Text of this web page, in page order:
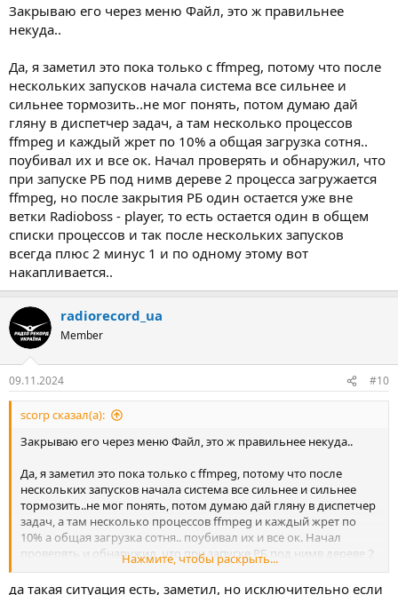
Закрываю его через меню Файл, это ж правильнее
некуда..
Да, я заметил это пока только с ffmpeg, потому что после
нескольких запусков начала система все сильнее и
сильнее тормозить..не мог понять, потом думаю дай
гляну в диспетчер задач, а там несколько процессов
ffmpeg и каждый жрет по 10% а общая загрузка сотня..
поубивал их и все ок. Начал проверять и обнаружил, что
при запуске РБ под нимв дереве 2 процесса загружается
ffmpeg, но после закрытия РБ один остается уже вне
ветки Radioboss - player, то есть остается один в общем
списки процессов и так после нескольких запусков
всегда плюс 2 минус 1 и по одному этому вот
накапливается..
radiorecord_ua
Member
09.11.2024 #10
scorp сказал(а):
Закрываю его через меню Файл, это ж правильнее некуда..
Да, я заметил это пока только с ffmpeg, потому что после
нескольких запусков начала система все сильнее и сильнее
тормозить..не мог понять, потом думаю дай гляну в диспетчер
задач, а там несколько процессов ffmpeg и каждый жрет по
10% а общая загрузка сотня.. поубивал их и все ок. Начал
проверять и обнаружил, что при запуске РБ под нимв дереве 2
процесса загружается ffmpeg, но после закрытия РБ один
остается уже вне ветки Radioboss - player, то есть остается один в
Нажмите, чтобы раскрыть...
да такая ситуация есть, заметил, но исключительно если